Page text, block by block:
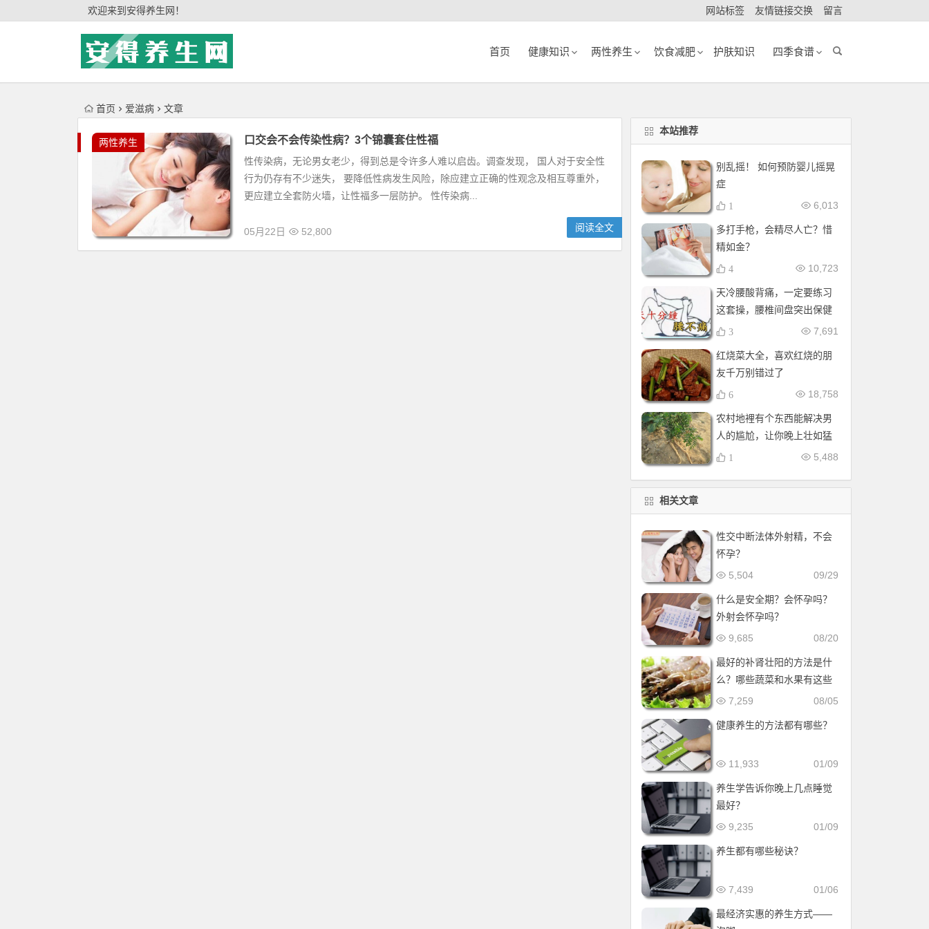
欢迎来到安得养生网！ 网站标签 友情链接交换 留言
首页 健康知识 两性养生 饮食减肥 护肤知识 四季食谱
首页 爱滋病 文章
两性养生 口交会不会传染性病？3个锦囊套住性福
性传染病，无论男女老少，得到总是令许多人难以启齿。调查发现， 国人对于安全性
行为仍存有不少迷失， 要降低性病发生风险，除应建立正确的性观念及相互尊重外，
更应建立全套防火墙，让性福多一层防护。 性传染病...
05月22日 52,800 阅读全文
本站推荐
别乱摇！ 如何预防婴儿摇晃
症
6,013
1
多打手枪，会精尽人亡？惜
精如金？
10,723
4
天冷腰酸背痛，一定要练习
这套操，腰椎间盘突出保健
操，全套收好！每天十分钟
7,691
3
红烧菜大全，喜欢红烧的朋
友千万别错过了
18,758
6
农村地裡有个东西能解决男
人的尴尬，让你晚上壮如猛
牛床受不了
5,488
1
相关文章
性交中断法体外射精，不会
怀孕？
09/29
5,504
什么是安全期？会怀孕吗？
外射会怀孕吗？
08/20
9,685
最好的补肾壮阳的方法是什
么？哪些蔬菜和水果有这些
效果？
08/05
7,259
健康养生的方法都有哪些？
01/09
11,933
养生学告诉你晚上几点睡觉
最好？
01/09
9,235
养生都有哪些秘诀？
01/06
7,439
最经济实惠的养生方式——